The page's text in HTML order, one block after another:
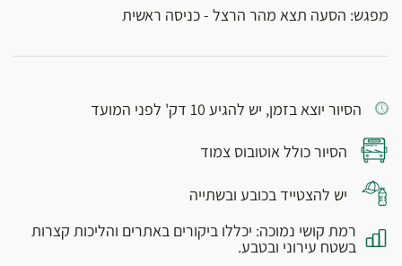
מפגש: הסעה תצא מהר הרצל - כניסה ראשית
הסיור יוצא בזמן, יש להגיע 10 דק' לפני המועד
הסיור כולל אוטובוס צמוד
יש להצטייד בכובע ובשתייה
רמת קושי נמוכה: יכללו ביקורים באתרים והליכות קצרות
בשטח עירוני ובטבע.